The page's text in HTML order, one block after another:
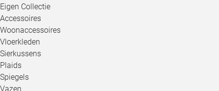
Eigen Collectie
Accessoires
Woonaccessoires
Vloerkleden
Sierkussens
Plaids
Spiegels
Vazen